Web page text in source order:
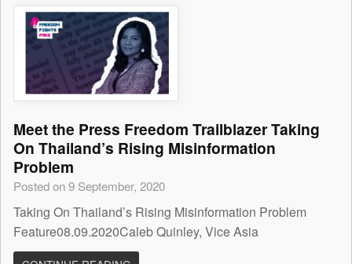
Meet the Press Freedom Trailblazer Taking
On Thailand’s Rising Misinformation
Problem
Posted on 9 September, 2020
Taking On Thailand’s Rising Misinformation Problem
Feature08.09.2020Caleb Quinley, Vice Asia